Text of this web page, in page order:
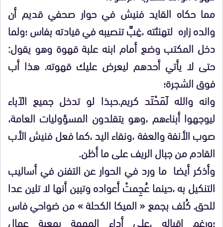
مما حكاه القايد فنيش في حوار صحفي قديم أن
والده زاره لتهنئته ،غِبَّ تنصيبه في قيادته بفاس ؛ولما
دخل المكتب وضع أمام ابنه علبة قهوة وهو يقول:
حتى لا يأتي أحدهم ليعرض عليك قهوته. هذا أب
فوق الشجرة؛
وانه والله لَمَحْتَد كريم.حبذا لو تدخل جميع الآباء
ليوجهوا أبناءهم ،وهو يتقلدون المسؤوليات العامة،
صوب الأنفة والعفة ،ونقاء اليد ،كما فعل فنيش الأب
القادم من جبال الريف على ما أظن.
وأذكر أيضا ما ورد في الحوار عن التفنن في أساليب
التنكيل به ،حينما عُجِمتْ أعواده وتبين أنها لا تلين عدا
للحق. كُلف بجمع « الميكا الكحلة » من ضواحي فاس
؛ورغم إقباله ،على أداء المهمة بمعية عمال